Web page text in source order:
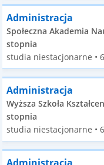
Administracja
Społeczna Akademia
stopnia
studia niestacjonarne •
Administracja
Wyższa Szkoła
stopnia
studia niestacjonarne •